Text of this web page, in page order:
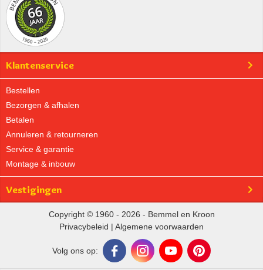
Klantenservice
Bestellen
Bezorgen & afhalen
Betalen
Annuleren & retourneren
Service & garantie
Montage & inbouw
Vestigingen
Copyright © 1960 - 2026 - Bemmel en Kroon
Privacybeleid | Algemene voorwaarden
Volg ons op: